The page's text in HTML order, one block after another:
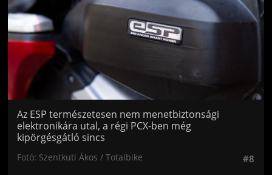
Az ESP természetesen nem menetbiztonsági
elektronikára utal, a régi PCX-ben még
kipörgésgátló sincs
Fotó: Szentkuti Ákos / Totalbike #8